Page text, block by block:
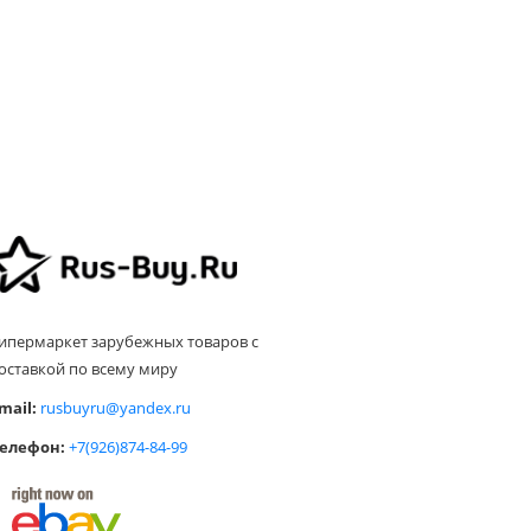
зарубежных товаров с
по всему миру
rusbuyru@yandex.ru
+7(926)874-84-99